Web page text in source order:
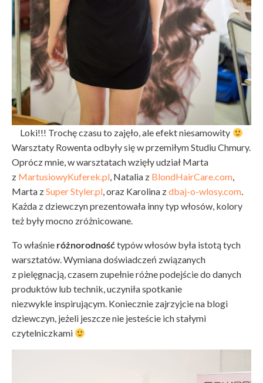
Loki!!! Trochę czasu to zajęło, ale efekt niesamowity
Warsztaty Rowenta odbyły się w przemiłym Studiu Chmury.
Oprócz mnie, w warsztatach wzięły udział Marta
z MartusiowyKuferek.pl, Natalia z BlondHairCare.com,
Marta zSuper Styler.pl, oraz Karolina zdbaj-o-wlosy.com.
Każda z dziewczyn prezentowała inny typ włosów, kolory
też były mocno zróżnicowane.
To właśnie różnorodnośćtypów włosów była istotą tych
warsztatów. Wymiana doświadczeń związanych
z pielęgnacją, czasem zupełnie różne podejście do danych
produktów lub technik, uczyniła spotkanie
niezwykle inspirującym. Koniecznie zajrzyjcie na blogi
dziewczyn, jeżeli jeszcze nie jesteście ich stałymi
czytelniczkami